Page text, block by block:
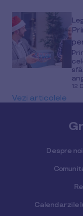
12
Vezi articolele
Despre noi
Calendar zile